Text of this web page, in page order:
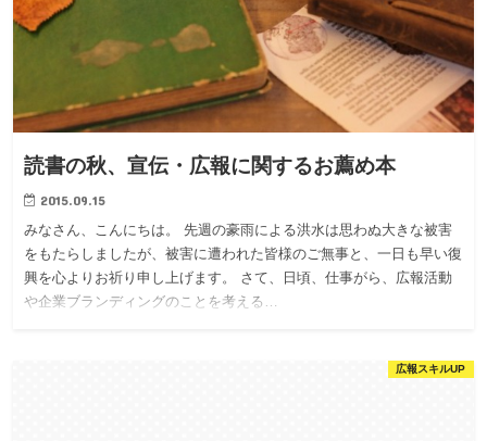
読書の秋、宣伝・広報に関するお薦め本
2015.09.15
みなさん、こんにちは。 先週の豪雨による洪水は思わぬ大きな被害
をもたらしましたが、被害に遭われた皆様のご無事と、一日も早い復
興を心よりお祈り申し上げます。 さて、日頃、仕事がら、広報活動
や企業ブランディングのことを考える…
広報スキルUP